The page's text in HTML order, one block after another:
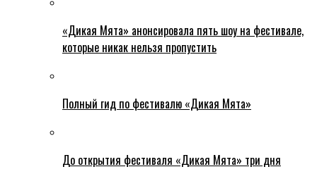
«Дикая Мята» анонсировала пять шоу на фестивале,
которые никак нельзя пропустить
Полный гид по фестивалю «Дикая Мята»
До открытия фестиваля «Дикая Мята» три дня